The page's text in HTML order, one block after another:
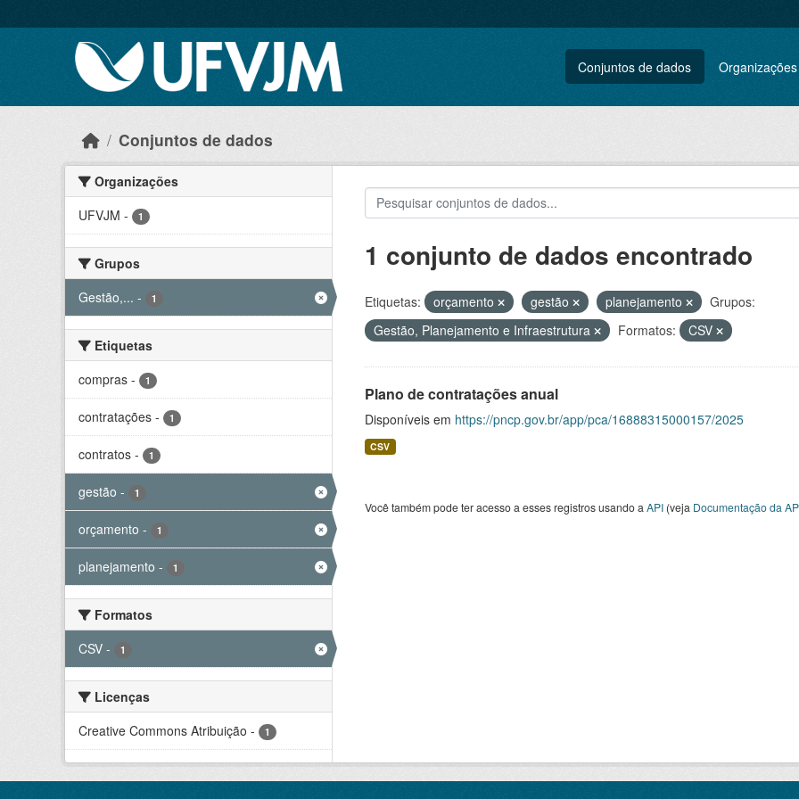
Conjuntos de dados Organizações
Conjuntos de dados
Organizações
UFVJM - 1
Grupos
Gestão,... - 1
Etiquetas
compras - 1
contratações - 1
contratos - 1
gestão - 1
orçamento - 1
planejamento - 1
Formatos
CSV - 1
Licenças
Creative Commons Atribuição - 1
1 conjunto de dados encontrado
Etiquetas: orçamento gestão planejamento
Grupos:
Gestão, Planejamento e Infraestrutura
Formatos: CSV
Plano de contratações anual
Disponíveis em https://pncp.gov.br/app/pca/16888315000157/2025
CSV
Você também pode ter acesso a esses registros usando a API(veja Documentação da